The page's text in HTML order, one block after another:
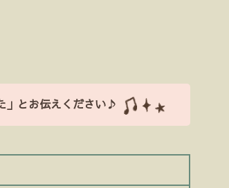
」とお伝えください♪